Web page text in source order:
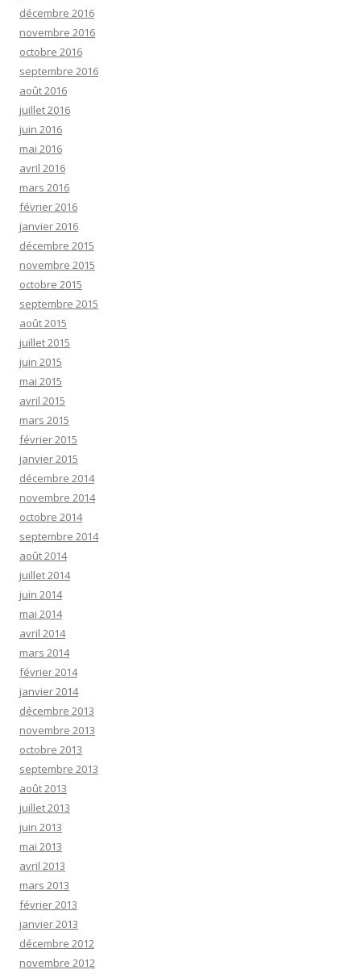
décembre 2016
novembre 2016
octobre 2016
septembre 2016
août 2016
juillet 2016
juin 2016
mai 2016
avril 2016
mars 2016
février 2016
janvier 2016
décembre 2015
novembre 2015
octobre 2015
septembre 2015
août 2015
juillet 2015
juin 2015
mai 2015
avril 2015
mars 2015
février 2015
janvier 2015
décembre 2014
novembre 2014
octobre 2014
septembre 2014
août 2014
juillet 2014
juin 2014
mai 2014
avril 2014
mars 2014
février 2014
janvier 2014
décembre 2013
novembre 2013
octobre 2013
septembre 2013
août 2013
juillet 2013
juin 2013
mai 2013
avril 2013
mars 2013
février 2013
janvier 2013
décembre 2012
novembre 2012